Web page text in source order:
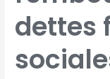
dettes